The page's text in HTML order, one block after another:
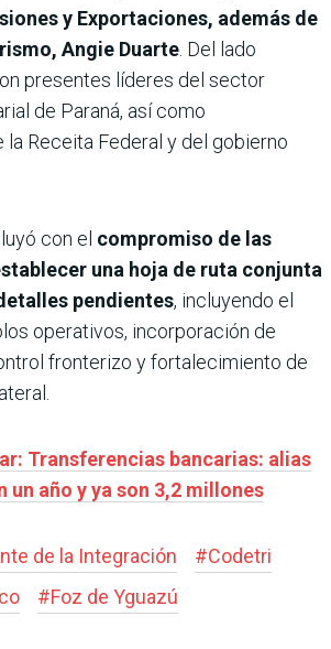
y Exportaciones, además de
Angie Duarte . Del lado
presentes líderes del sector
de Paraná, así como
Receita Federal y del gobierno
con el compromiso de las
una hoja de ruta conjunta
pendientes, incluyendo el
operativos, incorporación de
fronterizo y fortalecimiento de
Transferencias bancarias: alias
un año y ya son 3,2 millones
de la Integración #Codetri
#Foz de Yguazú